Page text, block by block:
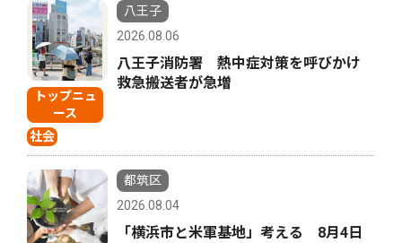
トップニュ
ース
社会
八王子
2026.08.06
八王子消防署 熱中症対策を呼びかけ
救急搬送者が急増
都筑区
2026.08.04
「横浜市と米軍基地」考える 8月4日